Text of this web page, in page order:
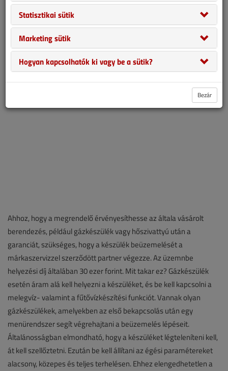
kapcsolatos előírásai ugyanakkor eltérőek. Ha bármi okból
kétségeink merülnek fel ezzel kapcsolatban, ha például itt lenne a
kötelező szerviz ideje, de a járványhelyzet miatt szívesen
későbbre halasztanánk ezt a munkát, célszerű felkeresni a gyártót
vagy annak hazai képviselőjét útmutatásért.
Ahhoz, hogy a megrendelő érvényesíthesse az általa vásárolt
berendezés, például gázkészülék vagy hőszivattyú után a
garanciát, szükséges, hogy a készülék beüzemelését a
márkaszervizzel szerződött partner végezze. Az üzemnbe
helyezési díj általában 30 ezer forint. Mit takar ez? Gázkészülék
esetén áram alá kell helyezni a készüléket, és be kell kapcsolni a
melegvíz- valamint a fűtővízkészítési funkciót. Vannak olyan
gázkészülékek, amelyekben az első bekapcsolás után egy
menürendszer segít végrehajtani a beüzemelés lépéseit.
Általánosságban elmondható, hogy a készüléket légteleníteni kell,
át kell szellőztetni. Ezután be kell állítani az égési paramétereket
alacsony, közepes és teljes terhelésen. Ehhez elengedhetetlen a
Statisztikai sütik
Marketing sütik
Hogyan kapcsolhatók ki vagy be a sütik?
Bezár